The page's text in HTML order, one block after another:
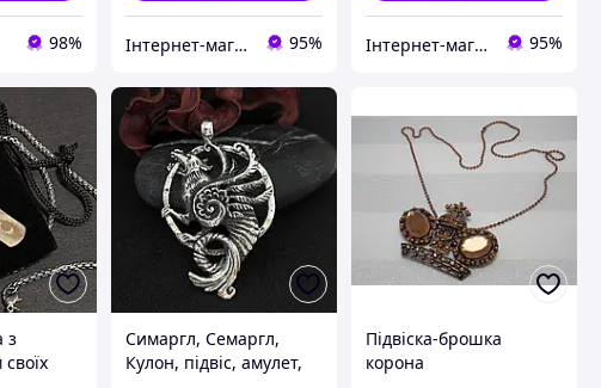
98% Інтернет-магазин "Vegvisir" 95% Інтернет-магазин "Vegvisir" 95%
з
Симаргл, Семаргл,
Кулон, підвіс, амулет,
Підвіска-брошка
корона